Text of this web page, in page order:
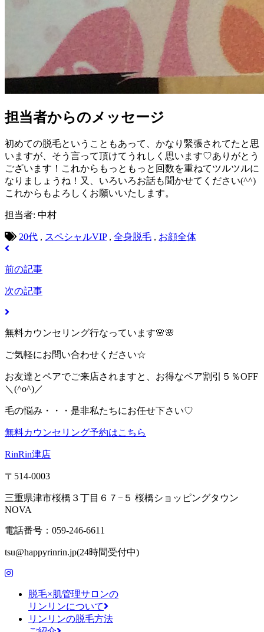
担当者からのメッセージ
初めての脱毛ということもあって、かなり緊張されてたと思
いますが、そう言って頂けてうれしく思います♡ありがとう
ございます！これからもっともっと回数を重ねてツルツルに
なりましょうね！又、いろいろお話も聞かせてください(^^)
これからもよろしくお願いいたします。
担当者: 中村
20代 , スペシャルVIP, 全身脱毛 , お顔全体
前の記事
次の記事
無料カウンセリング行なっています🌸🌸
ご気軽にお問い合わせください☆
お友達とペアでご来店されますと、お得なペア割引５％OFF
＼(^o^)／
毛の悩み・・・是非私たちにお任せ下さい♡
無料カウンセリング予約はこちら
RinRin津店
〒514-0003
三重県津市桜橋３丁目６７−５ 桜橋ショッピングタウン
NOVA
電話番号：059-246-6611
tsu@happyrinrin.jp(24時間受付中)
脱毛×肌管理サロンの
リンリンについて
リンリンの脱毛方法